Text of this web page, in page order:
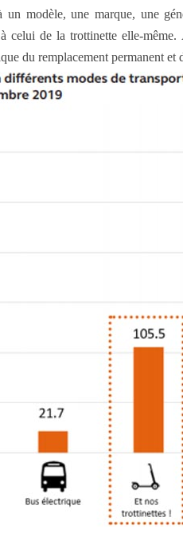
modèle, une marque, une
de la trottinette elle-même.
du remplacement permanent et